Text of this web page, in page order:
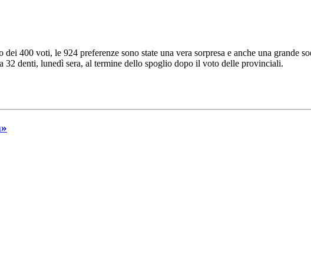
400 voti, le 924 preferenze sono state una vera sorpresa e anche una grande
32 denti, lunedì sera, al termine dello spoglio dopo il voto delle provinciali.